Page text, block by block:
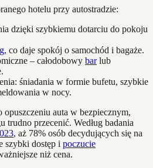
hotelu przy autostradzie:
dzięki szybkiemu dotarciu do pokoju
, co daje spokój o samochód i bagaże.
– całodobowy barlub
śniadania w formie bufetu, szybkie
w nocy.
auta w bezpiecznym,
trudno przecenić. Według badania
, aż 78% osób decydujących się na
szybki dostęp i poczucie
niż cena.